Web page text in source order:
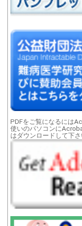
PDFをご覧になるには
使いのパソコンに
はダウンロードして下さ